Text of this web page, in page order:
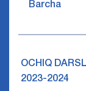
Barcha
OCHIQ
2023-2024